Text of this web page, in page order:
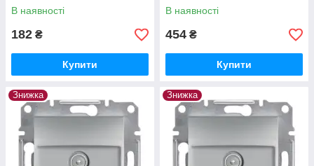
В наявності
182 ₴
Купити
В наявності
454 ₴
Купити
Знижка Знижка